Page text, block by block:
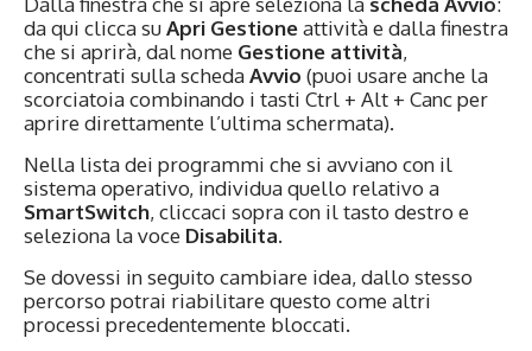
da qui clicca suApri Gestioneattività e dalla finestra
che si aprirà, dal nome Gestione attività,
concentrati sulla schedaAvvio (puoi usare anche la
scorciatoia combinando i tasti Ctrl + Alt + Canc per
aprire direttamente l’ultima schermata).
Nella lista dei programmi che si avviano con il
sistema operativo, individua quello relativo a
SmartSwitch, cliccaci sopra con il tasto destro e
seleziona la voce Disabilita.
Se dovessi in seguito cambiare idea, dallo stesso
percorso potrai riabilitare questo come altri
processi precedentemente bloccati.